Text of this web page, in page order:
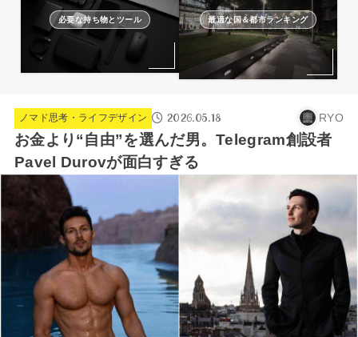
必要な持ち物とツール 最適な国＆都市ランキング
ノマド思考・ライフデザイン 2026.05.18 RYO
お金より“自由”を選んだ男。Telegram創設者
Pavel Durovが面白すぎる